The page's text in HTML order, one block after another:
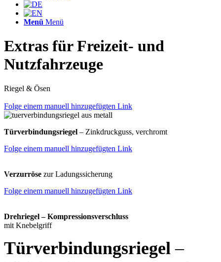
Menü Menü
Extras für Freizeit- und
Nutzfahrzeuge
Riegel & Ösen
Folge einem manuell hinzugefügten Link
Türverbindungsriegel – Zinkdruckguss, verchromt
Folge einem manuell hinzugefügten Link
Verzurröse zur Ladungssicherung
Folge einem manuell hinzugefügten Link
Drehriegel – Kompressionsverschluss
mit Knebelgriff
Türverbindungsriegel –